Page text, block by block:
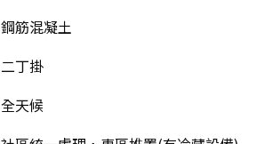
鋼筋混凝土
二丁掛
全天候